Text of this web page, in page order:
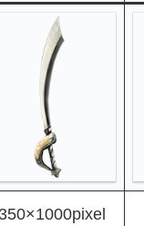
350×1000pixel